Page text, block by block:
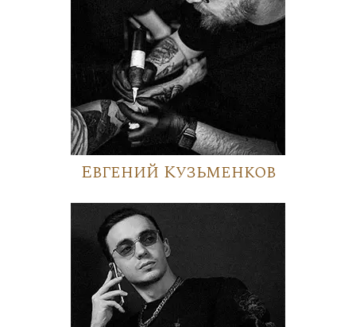
Евгений Кузьменков